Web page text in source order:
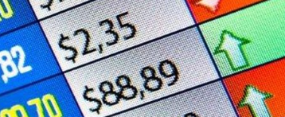
ON THE INTERNATIONAL BUSINESS SCENE
DIGITALIZED WHOLESALER IN ROMANIA